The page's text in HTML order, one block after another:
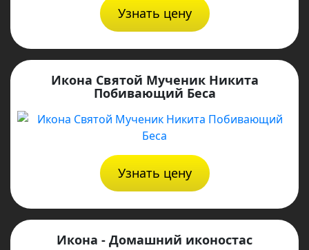
Узнать цену
Икона Святой Мученик Никита
Побивающий Беса
Узнать цену
Икона - Домашний иконостас